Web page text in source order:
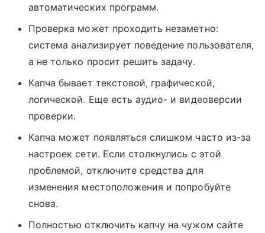
автоматических программ.
Проверка может проходить незаметно:
система анализирует поведение пользователя,
а не только просит решить задачу.
Капча бывает текстовой, графической,
логической. Еще есть аудио- и видеоверсии
проверки.
Капча может появляться слишком часто из-за
настроек сети. Если столкнулись с этой
проблемой, отключите средства для
изменения местоположения и попробуйте
снова.
Полностью отключить капчу на чужом сайте